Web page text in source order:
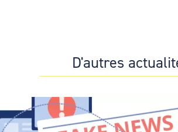
Hacklink panel
Hacklink panel
D'autres